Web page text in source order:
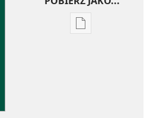
Ustawienia